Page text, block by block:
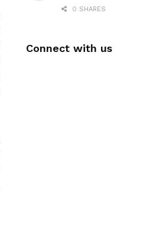
0 SHARES
Connect with us